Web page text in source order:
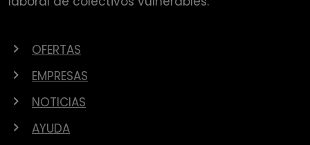
OFERTAS
EMPRESAS
NOTICIAS
AYUDA